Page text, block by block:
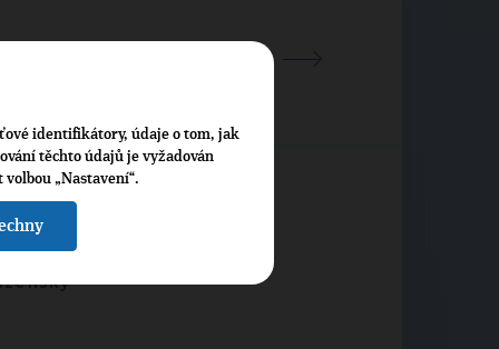
identifikátory, údaje o tom, jak
těchto údajů je vyžadován
„Nastavení“.